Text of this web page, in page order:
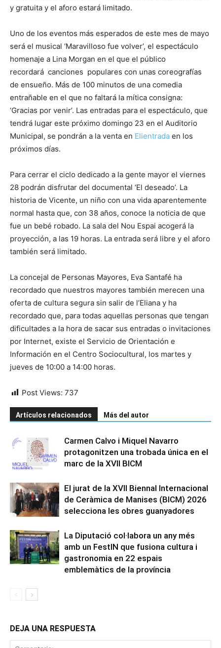
y gratuita y el aforo estará limitado.
Uno de los eventos más esperados de este mes de mayo
será el musical ‘Maravilloso fue volver’, el espectáculo
homenaje a Lina Morgan en el que el público
recordará canciones populares con unas coreografías
de ensueño. Más de 100 minutos de una comedia
entrañable en el que no faltará la mítica consigna:
‘Gracias por venir’. Las entradas para el espectáculo, que
tendrá lugar este próximo domingo 23 en el Auditorio
Municipal, se pondrán a la venta en Elientrada en los
próximos días.
Para cerrar el ciclo dedicado a la gente mayor el viernes
28 podrán disfrutar del documental ‘El deseado’. La
historia de Vicente, un niño con una vida aparentemente
normal hasta que, con 38 años, conoce la noticia de que
fue un bebé robado. La sala del Nou Espai acogerá la
proyección, a las 19 horas. La entrada será libre y el aforo
también será limitado.
La concejal de Personas Mayores, Eva Santafé ha
recordado que nuestros mayores también merecen una
oferta de cultura segura sin salir de l’Eliana y ha
recordado que, para todas aquellas personas que tengan
dificultades a la hora de sacar sus entradas o invitaciones
por Internet, existe el Servicio de Orientación e
Información en el Centro Sociocultural, los martes y
jueves de 10:00 a 14:00 horas.
Post Views: 737
Artículos relacionados Más del autor
Carmen Calvo i Miquel Navarro
protagonitzen una trobada única en el
marc de la XVII BICM
El jurat de la XVII Biennal Internacional
de Ceràmica de Manises (BICM) 2026
selecciona les obres guanyadores
La Diputació col·labora un any més
amb un FestIN que fusiona cultura i
gastronomia en 22 espais
emblemàtics de la província
DEJA UNA RESPUESTA